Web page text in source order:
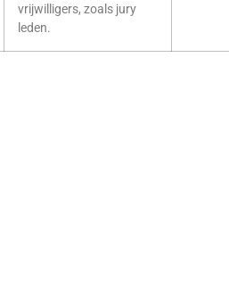
vrijwilligers, zoals jury
leden.